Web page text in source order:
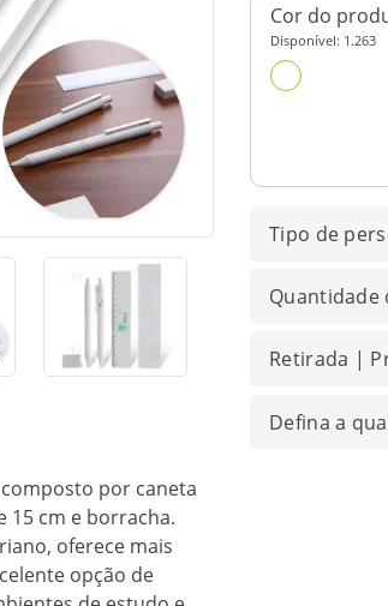
por caneta
15 cm e borracha.
oferece mais
opção de
Cor do
Disponível: 1.263
Tipo de
Quantidade
Retirada |
Defina a